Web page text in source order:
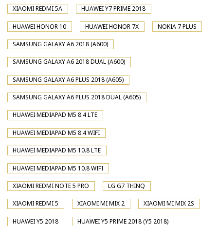
XIAOMI REDMI 5A HUAWEI Y7 PRIME 2018
HUAWEI HONOR 10 HUAWEI HONOR 7X NOKIA 7 PLUS
SAMSUNG GALAXY A6 2018 (A600)
SAMSUNG GALAXY A6 2018 DUAL (A600)
SAMSUNG GALAXY A6 PLUS 2018 (A605)
SAMSUNG GALAXY A6 PLUS 2018 DUAL (A605)
HUAWEI MEDIAPAD M5 8.4 LTE
HUAWEI MEDIAPAD M5 8.4 WIFI
HUAWEI MEDIAPAD M5 10.8 LTE
HUAWEI MEDIAPAD M5 10.8 WIFI
XIAOMI REDMI NOTE 5 PRO LG G7 THINQ
XIAOMI REDMI 5 XIAOMI MI MIX 2 XIAOMI MI MIX 2S
HUAWEI Y5 2018 HUAWEI Y5 PRIME 2018 (Y5 2018)